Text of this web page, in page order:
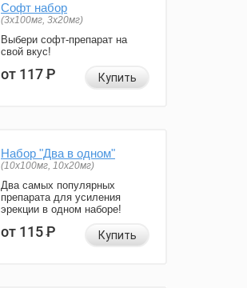
Софт набор
(3x100мг, 3x20мг)
Выбери софт-препарат на
свой вкус!
от 117Р Купить
Набор "Два в одном"
(10x100мг, 10x20мг)
Два самых популярных
препарата для усиления
эрекции в одном наборе!
от 115Р Купить